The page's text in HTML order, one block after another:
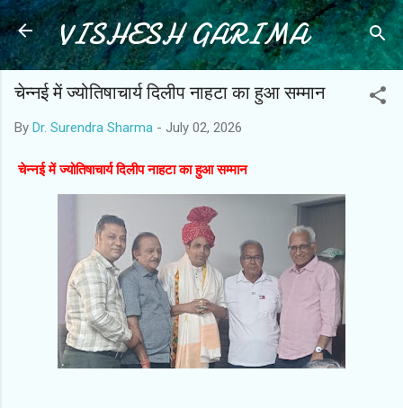
Skip to main content
VISHESH GARIMA
चेन्नई में ज्योतिषाचार्य दिलीप नाहटा का हुआ सम्मान
By Dr. Surendra Sharma - July 02, 2026
चेन्नई में ज्योतिषाचार्य दिलीप नाहटा का हुआ सम्मान